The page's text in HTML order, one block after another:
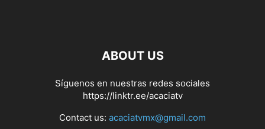
ABOUT US
Síguenos en nuestras redes sociales
https://linktr.ee/acaciatv
Contact us: acaciatvmx@gmail.com